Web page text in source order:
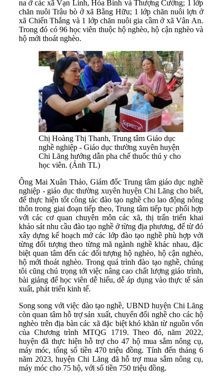
na ở các xã Vạn Linh, Hòa Bình và Thượng Cường; 1 lớp
chăn nuôi Trâu bò ở xã Bằng Hữu; 1 lớp chăn nuôi lợn ở
xã Chiến Thắng và 1 lớp chăn nuôi gia cầm ở xã Vân An.
Trong đó có 96 học viên thuộc hộ nghèo, hộ cận nghèo và
hộ mới thoát nghèo.
Chị Hoàng Thị Thanh, Trung tâm Giáo dục
nghề nghiệp - Giáo dục thường xuyên huyện
Chi Lăng hướng dẫn pha chế thuốc thú y cho
học viên. (Ảnh TL)
Ông Mai Xuân Thảo, Giám đốc Trung tâm giáo dục nghề
nghiệp - giáo dục thường xuyên huyện Chi Lăng cho biết,
để thực hiện tốt công tác đào tạo nghề cho lao động nông
thôn trong giai đoạn tiếp theo, Trung tâm tiếp tục phối hợp
với các cơ quan chuyên môn các xã, thị trấn triển khai
khảo sát nhu cầu đào tạo nghề ở từng địa phương, để từ đó
xây dựng kế hoạch mở các lớp đào tạo nghề phù hợp với
từng đối tượng theo từng mã ngành nghề khác nhau, đặc
biệt quan tâm đến các đối tượng hộ nghèo, hộ cận nghèo,
hộ mới thoát nghèo. Trong quá trình đào tạo nghề, chúng
tôi cũng chú trọng tới việc nâng cao chất lượng giáo trình,
bài giảng để học viên dễ hiểu, dễ áp dụng vào thực tế sản
xuất, phát triển kinh tế.
Song song với việc đào tạo nghề, UBND huyện Chi Lăng
còn quan tâm hỗ trợ sản xuất, chuyển đổi nghề cho các hộ
nghèo trên địa bàn các xã đặc biệt khó khăn từ nguồn vốn
của Chương trình MTQG 1719. Theo đó, năm 2022,
huyện đã thực hiện hỗ trợ cho 47 hộ mua sắm nông cụ,
máy móc, tổng số tiền 470 triệu đồng. Tính đến tháng 6
năm 2023, huyện Chi Lăng đã hỗ trợ mua sắm nông cụ,
máy móc cho 75 hộ, với số tiền 750 triệu đồng.